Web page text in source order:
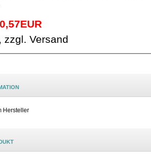
zzgl. Versand
Hersteller